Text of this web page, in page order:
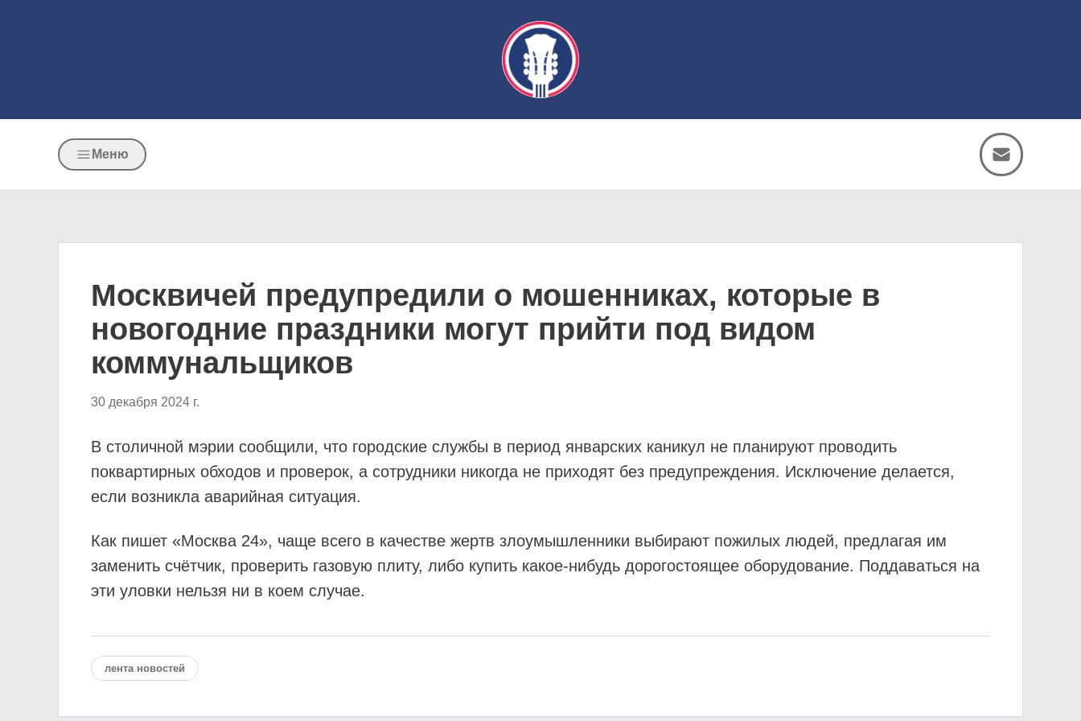
Меню
Москвичей предупредили о мошенниках, которые в
новогодние праздники могут прийти под видом
коммунальщиков
30 декабря 2024 г.
В столичной мэрии сообщили, что городские службы в период январских каникул не планируют проводить
поквартирных обходов и проверок, а сотрудники никогда не приходят без предупреждения. Исключение делается,
если возникла аварийная ситуация.
Как пишет «Москва 24», чаще всего в качестве жертв злоумышленники выбирают пожилых людей, предлагая им
заменить счётчик, проверить газовую плиту, либо купить какое-нибудь дорогостоящее оборудование. Поддаваться на
эти уловки нельзя ни в коем случае.
лента новостей